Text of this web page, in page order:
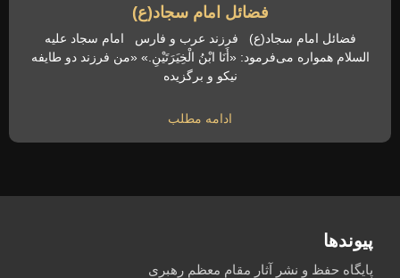
فضائل امام سجاد(ع)
فضائل امام سجاد(ع) فرزند عرب و فارس امام سجاد علیه
السلام همواره می‌فرمود: «أَنَا ابْنُ الْخِیَرَتَیْنِ.» «من فرزند دو طایفه
نیکو و برگزیده
ادامه مطلب
پیوندها
پایگاه حفظ و نشر آثار مقام معظم رهبری